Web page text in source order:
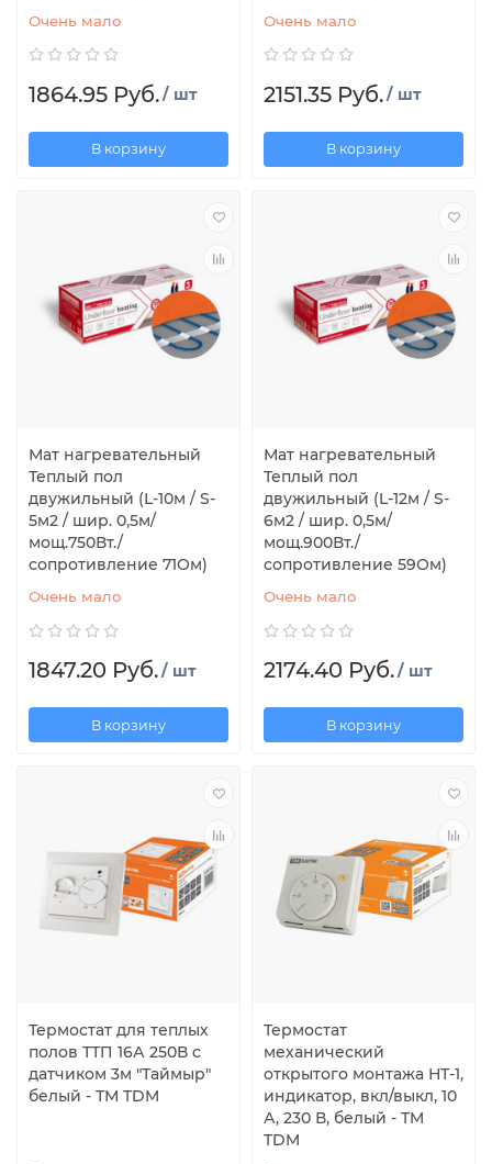
Очень мало
1864.95 Руб./ шт
В корзину
Очень мало
2151.35 Руб./ шт
В корзину
Мат нагревательный
Теплый пол
двужильный (L-10м / S-
5м2 / шир. 0,5м/
мощ.750Вт./
сопротивление 71Ом)
Очень мало
1847.20 Руб./ шт
В корзину
Мат нагревательный
Теплый пол
двужильный (L-12м / S-
6м2 / шир. 0,5м/
мощ.900Вт./
сопротивление 59Ом)
Очень мало
2174.40 Руб./ шт
В корзину
Термостат для теплых
полов ТТП 16А 250В с
датчиком 3м "Таймыр"
белый - ТМ TDM
Термостат
механический
открытого монтажа НТ-1,
индикатор, вкл/выкл, 10
А, 230 В, белый - TM
TDM